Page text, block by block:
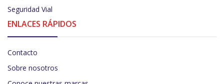
Seguridad Vial
ENLACES RÁPIDOS
Contacto
Sobre nosotros